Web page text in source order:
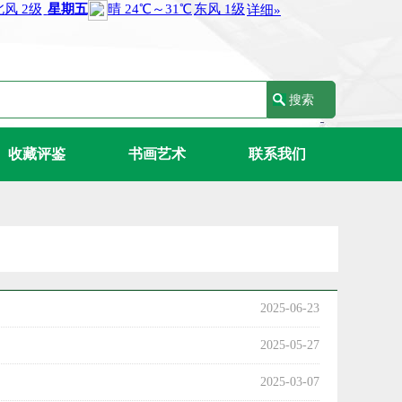
收藏评鉴 书画艺术 联系我们
2025-06-23
2025-05-27
2025-03-07